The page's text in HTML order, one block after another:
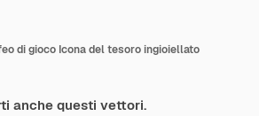
di gioco Icona del tesoro ingioiellato
anche questi vettori.